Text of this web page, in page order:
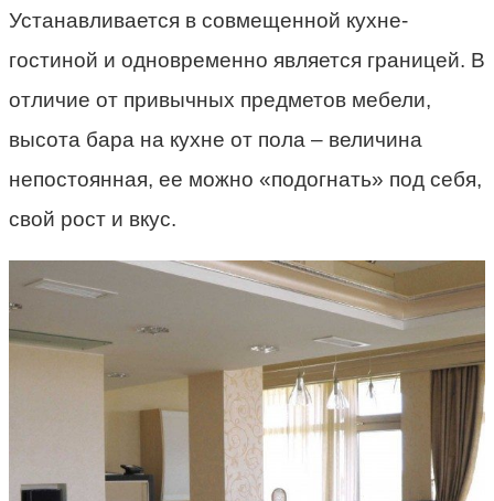
Устанавливается в совмещенной кухне-
гостиной и одновременно является границей. В
отличие от привычных предметов мебели,
высота бара на кухне от пола – величина
непостоянная, ее можно «подогнать» под себя,
свой рост и вкус.